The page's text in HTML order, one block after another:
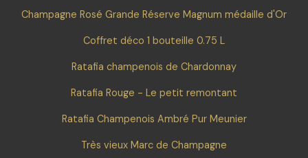
Champagne Rosé Grande Réserve Magnum médaille d'Or
Coffret déco 1 bouteille 0.75 L
Ratafia champenois de Chardonnay
Ratafia Rouge - Le petit remontant
Ratafia Champenois Ambré Pur Meunier
Très vieux Marc de Champagne